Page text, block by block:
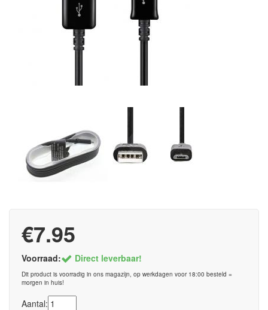
€7.95
Voorraad: Direct leverbaar!
Dit product is voorradig in ons magazijn, op werkdagen voor 18:00 besteld =
morgen in huis!
Aantal: